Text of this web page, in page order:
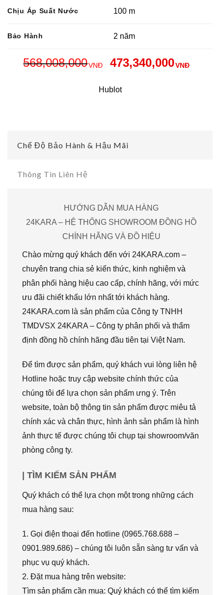
Chịu Áp Suất Nước 100 m
Bảo Hành 2 năm
568,008,000VNĐ 473,340,000VNĐ
Hublot
Chế Độ Bảo Hành & Hậu Mãi
Thông Tin Liên Hệ
HƯỚNG DẪN MUA HÀNG
24KARA – HỆ THỐNG SHOWROOM ĐỒNG HỒ
CHÍNH HÃNG VÀ ĐỒ HIỆU
Chào mừng quý khách đến với 24KARA.com –
chuyên trang chia sẻ kiến thức, kinh nghiệm và
phân phối hàng hiệu cao cấp, chính hãng, với mức
ưu đãi chiết khấu lớn nhất tới khách hàng.
24KARA.com là sản phẩm của Công ty TNHH
TMDVSX 24KARA – Công ty phân phối và thẩm
định đồng hồ chính hãng đầu tiên tại Việt Nam.
Để tìm được sản phẩm, quý khách vui lòng liên hệ
Hotline hoặc truy cập website chính thức của
chúng tôi để lựa chọn sản phẩm ưng ý. Trên
website, toàn bộ thông tin sản phẩm được miêu tả
chính xác và chân thực, hình ảnh sản phẩm là hình
ảnh thực tế được chúng tôi chụp tại showroom/văn
phòng công ty.
| TÌM KIẾM SẢN PHẨM
Quý khách có thể lựa chọn một trong những cách
mua hàng sau:
1. Gọi điện thoại đến hotline (0965.768.688 –
0901.989.686) – chúng tôi luôn sẵn sàng tư vấn và
phục vụ quý khách.
2. Đặt mua hàng trên website:
Tìm sản phẩm cần mua: Quý khách có thể tìm kiếm